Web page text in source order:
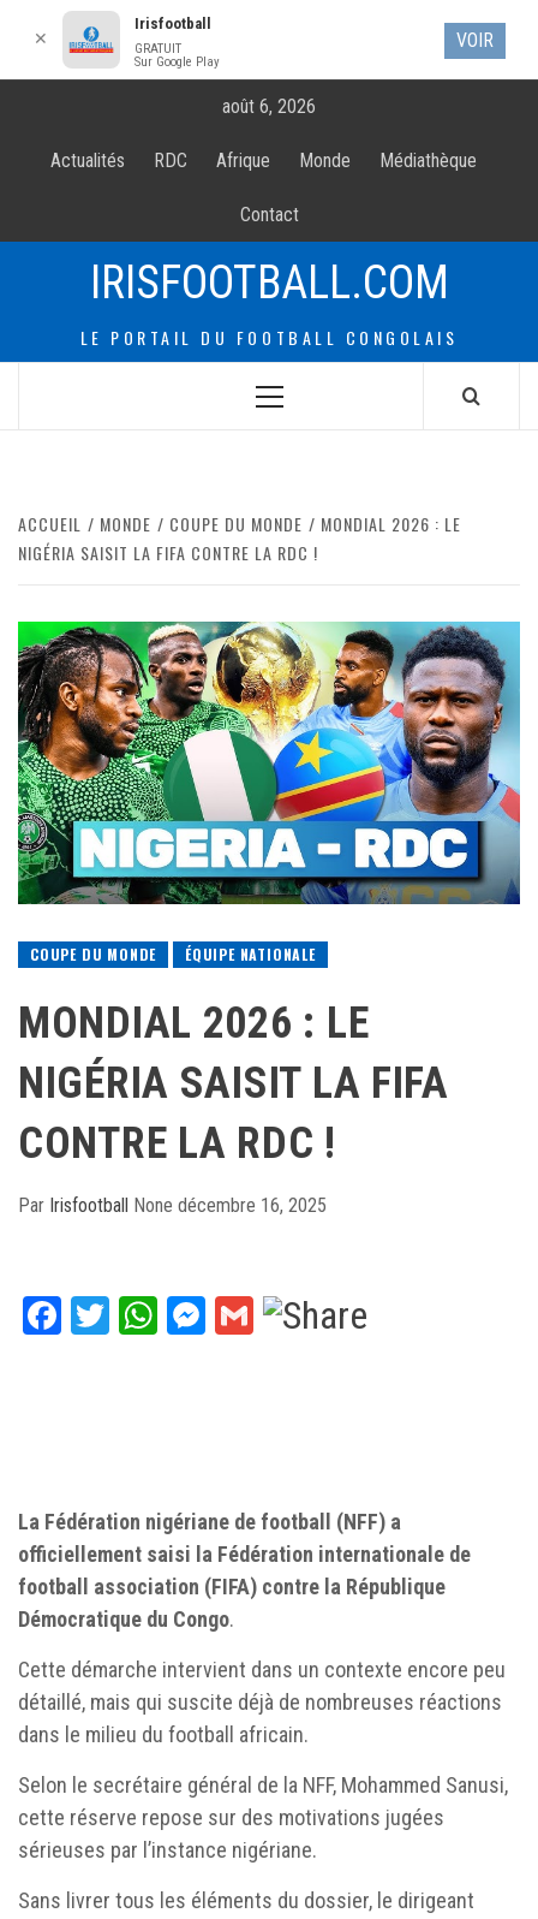
contenur
août 6, 2026
Actualités RDC Afrique Monde Médiathèque
Contact
IRISFOOTBALL.COM
LE PORTAIL DU FOOTBALL CONGOLAIS
Menu
ACCUEIL MONDE COUPE DU MONDE
MONDIAL 2026 : LE
NIGÉRIA SAISIT LA FIFA CONTRE LA RDC !
COUPE DU MONDE ÉQUIPE NATIONALE
MONDIAL 2026 : LE
NIGÉRIA SAISIT LA FIFA
CONTRE LA RDC !
Par Irisfootball None décembre 16, 2025
Facebook
TwitterWhatsApp
Messenger
Gmail
La Fédération nigériane de football (NFF) a
officiellement saisi la Fédération internationale de
football association (FIFA) contre la République
Démocratique du Congo.
Cette démarche intervient dans un contexte encore peu
détaillé, mais qui suscite déjà de nombreuses réactions
dans le milieu du football africain.
Selon le secrétaire général de la NFF, Mohammed Sanusi,
cette réserve repose sur des motivations jugées
sérieuses par l’instance nigériane.
Sans livrer tous les éléments du dossier, le dirigeant
✕
Irisfootball
GRATUIT
Sur Google Play
VOIR